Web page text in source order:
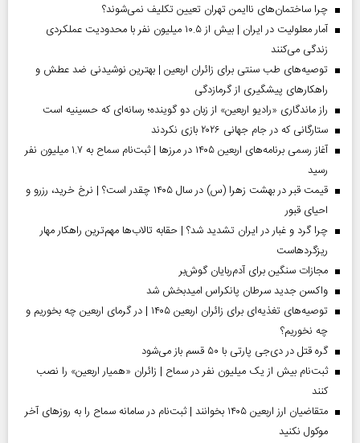
چرا ساختمان‌های ناایمن تهران تعیین تکلیف نمی‌شوند؟
آمار معلولیت در ایران | بیش از ۱۰.۵ میلیون نفر با محدودیت عملکردی
زندگی می‌کنند
توصیه‌های طب سنتی برای زائران اربعین | بهترین نوشیدنی ضد عطش و
راهکارهای پیشگیری از گرمازدگی
راز ماندگاری «رادیو اربعین» از زبان دو گوینده؛ رسانه‌ای که حسینیه است
ستارگانی که در جام جهانی ۲۰۲۶ بازی نکردند
آغاز رسمی برنامه‌های اربعین ۱۴۰۵ در مرز‌ها | ثبت‌نام سماح به ۱.۷ میلیون نفر
رسید
قیمت قبر در بهشت زهرا (س) در سال ۱۴۰۵ چقدر است؟ | نرخ خرید، رزرو و
احیای قبور
چرا گرد و غبار در ایران تشدید شد؟ | حقابه تالاب‌ها مهم‌ترین راهکار مهار
ریزگردهاست
مجازات سنگین برای آدم‌ربایان گوش‌بر
واکسن جدید سرطان پانکراس امیدبخش شد
توصیه‌های تغذیه‌ای برای زائران اربعین ۱۴۰۵ | در گرمای اربعین چه بخوریم و
چه نخوریم؟
گره قتل در دی‌جی پارتی با ۵۰ قسم باز می‌شود
ثبت‌نام بیش از یک میلیون نفر در سماح | زائران «همیار اربعین» را نصب
کنند
متقاضیان ارز اربعین ۱۴۰۵ بخوانند | ثبت‌نام در سامانه سماح را به روز‌های آخر
موکول نکنید